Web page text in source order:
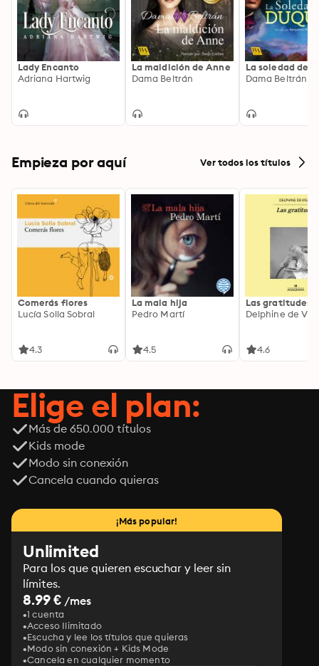
Lady Encanto
Adriana Hartwig
La maldición de Anne
Dama Beltrán
La soledad del
Dama Beltrán
Empieza por aquí Ver todos los títulos
Comerás flores
Lucía Solla Sobral
4.3
La mala hija
Pedro Martí
4.5
Las gratitudes
Delphine de
4.6
Elige el plan:
Más de 650.000 títulos
Kids mode
Modo sin conexión
Cancela cuando quieras
¡Más popular!
Unlimited
Para los que quieren escuchar y leer sin
límites.
8.99 € /mes
1 cuenta
Acceso Ilimitado
Escucha y lee los títulos que quieras
Modo sin conexión + Kids Mode
Cancela en cualquier momento